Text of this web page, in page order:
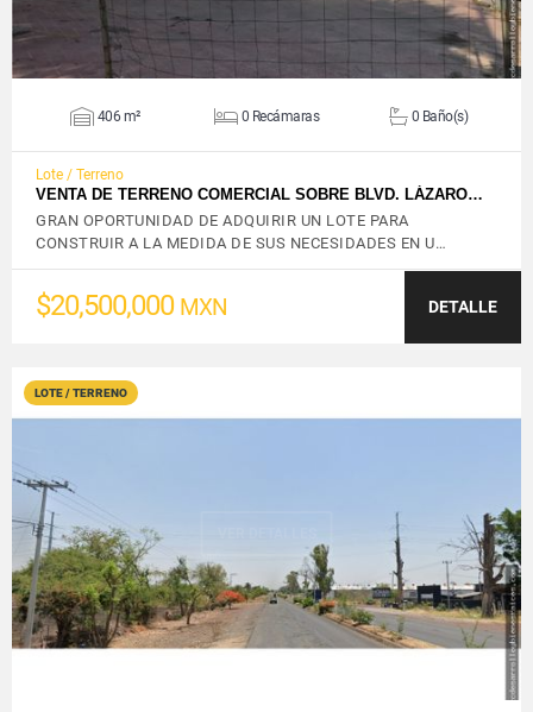
406 m² 0 Recámaras 0 Baño(s)
Lote / Terreno
VENTA DE TERRENO COMERCIAL SOBRE BLVD. LÁZARO…
GRAN OPORTUNIDAD DE ADQUIRIR UN LOTE PARA
CONSTRUIR A LA MEDIDA DE SUS NECESIDADES EN U…
$20,500,000 MXN DETALLE
LOTE / TERRENO